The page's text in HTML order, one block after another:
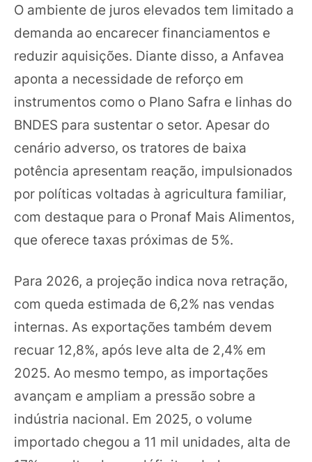
O ambiente de juros elevados tem limitado a
demanda ao encarecer financiamentos e
reduzir aquisições. Diante disso, a Anfavea
aponta a necessidade de reforço em
instrumentos como o Plano Safra e linhas do
BNDES para sustentar o setor. Apesar do
cenário adverso, os tratores de baixa
potência apresentam reação, impulsionados
por políticas voltadas à agricultura familiar,
com destaque para o Pronaf Mais Alimentos,
que oferece taxas próximas de 5%.
Para 2026, a projeção indica nova retração,
com queda estimada de 6,2% nas vendas
internas. As exportações também devem
recuar 12,8%, após leve alta de 2,4% em
2025. Ao mesmo tempo, as importações
avançam e ampliam a pressão sobre a
indústria nacional. Em 2025, o volume
importado chegou a 11 mil unidades, alta de